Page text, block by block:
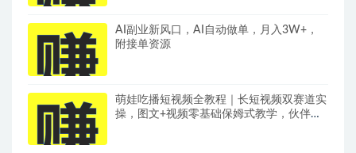
AI副业新风口，AI自动做单，月入3W+，
附接单资源
萌娃吃播短视频全教程｜长短视频双赛道实
操，图文+视频零基础保姆式教学，伙伴计